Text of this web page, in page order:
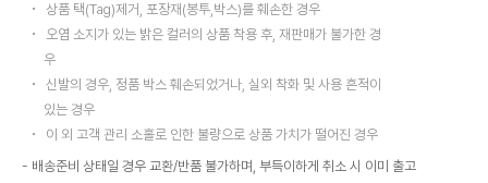
상품 택(Tag)제거, 포장재(봉투,박스)를 훼손한 경우
오염 소지가 있는 밝은 컬러의 상품 착용 후, 재판매가 불가한 경
우
신발의 경우, 정품 박스 훼손되었거나, 실외 착화 및 사용 흔적이
있는 경우
이 외 고객 관리 소홀로 인한 불량으로 상품 가치가 떨어진 경우
배송준비 상태일 경우 교환/반품 불가하며, 부득이하게 취소 시 이미 출고